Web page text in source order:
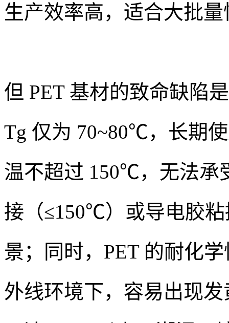
生产效率高，适合大批
但 PET 基材的致命缺陷
Tg 仅为 70~80℃，长期
温不超过 150℃，无法承
接（≤150℃）或导电胶
景；同时，PET 的耐化
外线环境下，容易出现